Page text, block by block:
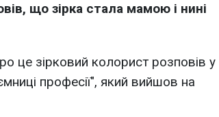
що зірка стала мамою і нині
це зірковий колорист розповів у
професії", який вийшов на